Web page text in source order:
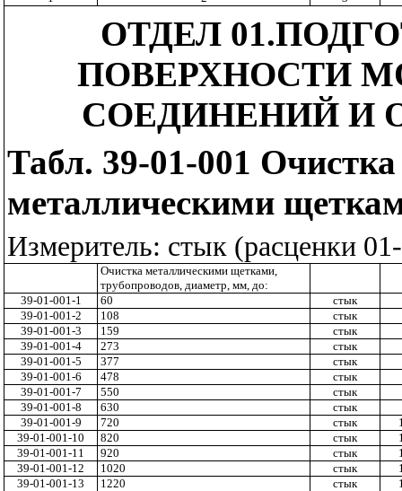
ОТДЕЛ
ПОВЕРХНОСТИ
СОЕДИНЕНИЙ И
Табл. 39-01-001
металлическими
Измеритель: стык (расценки
Очистка металлическими щетками,
трубопроводов, диаметр, мм, до:
39-01-001-1
60 стык
39-01-001-2
108 стык
39-01-001-3
159 стык
39-01-001-4
273 стык
39-01-001-5
377 стык
39-01-001-6
478 стык
39-01-001-7
550 стык
39-01-001-8
630 стык
39-01-001-9
720 стык
39-01-001-10
820 стык
39-01-001-11
920 стык
39-01-001-12
1020 стык
39-01-001-13
1220 стык